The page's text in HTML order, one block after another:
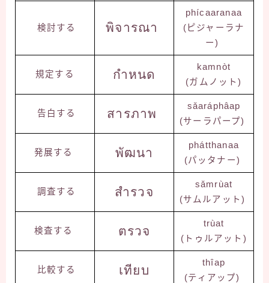
検討する พิจารณา
phícaaranaa
(ピジャーラナ
ー)
規定する กำหนด
kamnòt
(ガムノット)
告白する สารภาพ
sǎaráphâap
(サーラパープ)
発展する พัฒนา
phátthanaa
(パッタナー)
調査する สำรวจ
sǎmrùat
(サムルアット)
検査する ตรวจ
trùat
(トゥルアット)
比較する เทียบ
thîap
(ティアップ)